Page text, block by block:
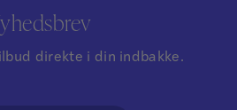
direkte i din indbakke.